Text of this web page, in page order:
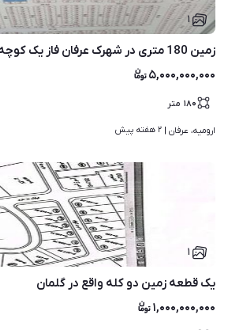
۱
زمین 180 متری در شهرک عرفان فاز یک کوچه 10 متری
۵,۰۰۰,۰۰۰,۰۰۰
۱۸۰ متر
ارومیه، عرفان | ۲ هفته پیش
۱
یک قطعه زمین دو کله واقع در گلمان
۱,۰۰۰,۰۰۰,۰۰۰